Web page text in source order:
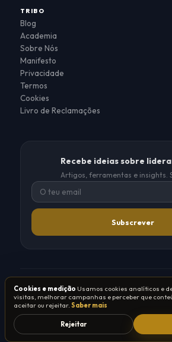
TRIBO
Blog
Academia
Sobre Nós
Manifesto
Privacidade
Termos
Cookies
Livro de Reclamações
Recebe ideias sobre
Artigos, ferramentas e insights.
Subscrever
© 2026 Tribo de Líderes®·Grupo TSO®
Entidade formadora certificada pela DGERT
Cookies e medição Usamos cookies analíticos e
visitas, melhorar campanhas e perceber que
aceitar ou rejeitar.Saber mais
Rejeitar